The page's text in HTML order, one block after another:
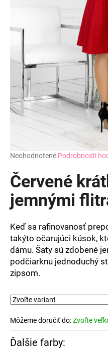
Priemerné
produktu
je
0,0
hviezdičiek.
Neohodnotené Podrobnosti
Červené
jemnými
Keď sa rafinovanosť
takýto očarujúci kúsok,
dámu. Šaty sú zdobené
podčiarknu jednoduchý
zipsom.
Môžeme doručiť do:Zvoľte